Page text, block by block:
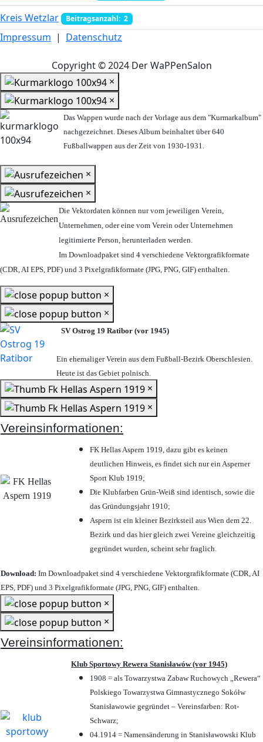
Kreis Wetzlar Beitragsanzahl: 2
Impressum | Datenschutz
Copyright © 2024 Der WaPPenSalon
×
×
Das Wappen wurde nach der Vorlage aus dem "Kurmarkalbum"
nachgezeichnet. Dieses Album beinhaltet über 640
Fußballwappen aus der Zeit von 1930-1931.
×
×
Die Vektordaten können nur vom jeweiligen Verein,
Unternehmen, oder eine vom Verein oder Unternehmen
legitimierte Person, herunterladen werden.
Im Downloadpaket sind 4 verschiedene Vektorgrafikformate
(CDR, AI EPS, PDF) und 3 Pixelgrafikformate (JPG, PNG, GIF) enthalten.
×
×
SV Ostrog 19 Ratibor (vor 1945)
Ein ehemaliger Verein aus dem Fußball-Bezirk Oberschlesien.
Heute ist das Gebiet polnisch.
×
×
Vereinsinformationen:
FK Hellas Aspern 1919, dazu gibt es keinen
deutlichen Hinweis, es findet sich nur ein Asperner
Sport Klub 1919;
Die Klubfarben Grün-Weiß sind identisch, sowie die
das Gründungsjahr 1910;
Aspern ist ein kleiner Bezirksteil aus Wien dem 22.
Bezirk und das hier gleich zwei Vereine gleichzeitig
gegründet wurden, scheint sehr fraglich.
Download: Im Downloadpaket sind 4 verschiedene Vektorgrafikformate (CDR, AI
EPS, PDF) und 3 Pixelgrafikformate (JPG, PNG, GIF) enthalten.
×
×
Vereinsinformationen:
Klub Sportowy Rewera Stanisławów (vor 1945)
1908 = als Towarzystwa Zabaw Ruchowych „Rewera“
Polskiego Towarzystwa Gimnastycznego Sokółw
Stanisławowie gegründet – Vereinsfarben: Rot-
Schwarz;
04.1914 = Namensänderung in Stanisławowski Klub